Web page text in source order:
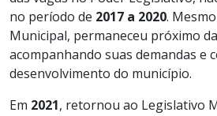
no período de 2017 a 2020.
Municipal, permaneceu próximo
acompanhando suas demandas e
desenvolvimento do município.
Em 2021, retornou ao Legislativo